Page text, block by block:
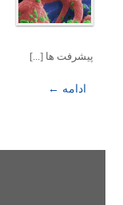
پیشرفت ها [...]
ادامه ←